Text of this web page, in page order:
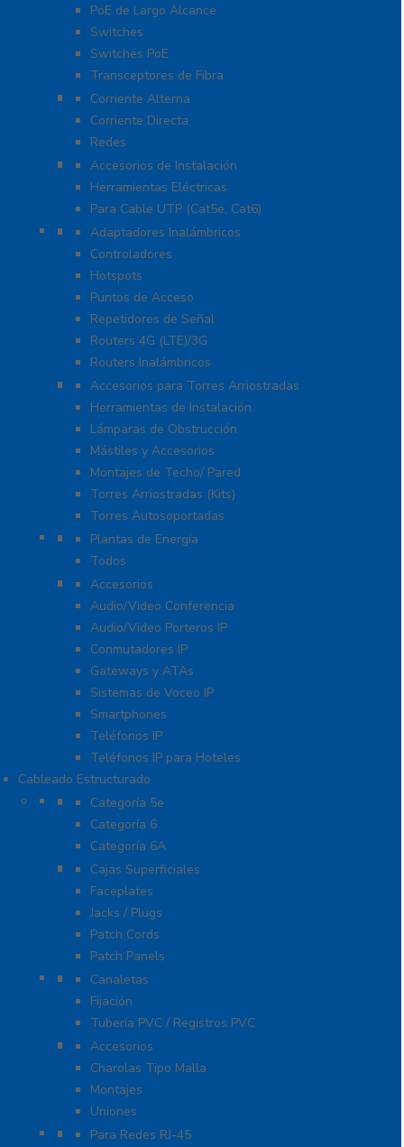
PoE de Largo Alcance
Switches
Switches PoE
Transceptores de Fibra
Protección Contra Descargas
Corriente Alterna
Corriente Directa
Redes
Herramientas
Accesorios de Instalación
Herramientas Eléctricas
Para Cable UTP (Cat5e, Cat6)
Redes WIFI
Adaptadores Inalámbricos
Controladores
Hotspots
Puntos de Acceso
Repetidores de Señal
Routers 4G (LTE)/3G
Routers Inalámbricos
Torres y Mástiles
Accesorios para Torres Arriostradas
Herramientas de Instalación
Lámparas de Obstrucción
Mástiles y Accesorios
Montajes de Techo/ Pared
Torres Arriostradas (Kits)
Torres Autosoportadas
UPS / Respaldo
Plantas de Energía
Todos
VoIP – Telefonía IP – Videoconferencia
Accesorios
Audio/Video Conferencia
Audio/Video Porteros IP
Conmutadores IP
Gateways y ATAs
Sistemas de Voceo IP
Smartphones
Teléfonos IP
Teléfonos IP para Hoteles
Cableado Estructurado
Cable
Categoría 5e
Categoría 6
Categoría 6A
Cableado de Cobre
Cajas Superficiales
Faceplates
Jacks / Plugs
Patch Cords
Patch Panels
Canalización
Canaletas
Fijación
Tubería PVC / Registros PVC
Charola
Accesorios
Charolas Tipo Malla
Montajes
Uniones
Conectores
Para Redes RJ-45